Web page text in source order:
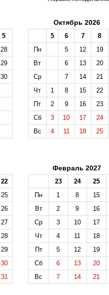
5
28
29
30
Октябрь 2026
5 6 7
8
Пн
5 12
19
Вт
6 13
20
Ср
7 14
21
Чт
1 8 15
22
Пт
2 9 16
23
Сб
3 10 17
24
Вс
4 11 18 25
22
25
26
27
28
29
30
31
Февраль 2027
23 24
25
Пн
1 8
15
Вт
2 9
16
Ср
3 10
17
Чт
4 11
18
Пт
5 12
19
Сб
6 13
20
Вс
7 14 21